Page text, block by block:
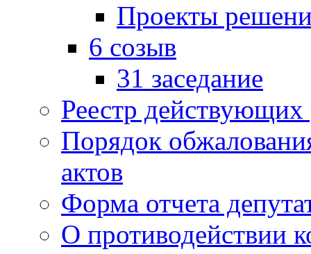
Проекты
6 созыв
31 заседание
Реестр
Порядок
актов
Форма отчета
О противодействии